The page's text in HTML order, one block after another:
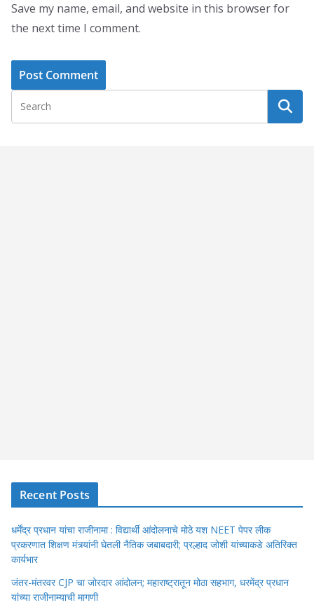
Save my name, email, and website in this browser for
the next time I comment.
Recent Posts
धर्मेंद्र प्रधान यांचा राजीनामा : विद्यार्थी आंदोलनाचे मोठे यश NEET पेपर लीक
प्रकरणात शिक्षण मंत्र्यांनी घेतली नैतिक जबाबदारी; प्रल्हाद जोशी यांच्याकडे अतिरिक्त
कार्यभार
जंतर-मंतरवर CJP चा जोरदार आंदोलन; महाराष्ट्रातून मोठा सहभाग, धरमेंद्र प्रधान
यांच्या राजीनाम्याची मागणी